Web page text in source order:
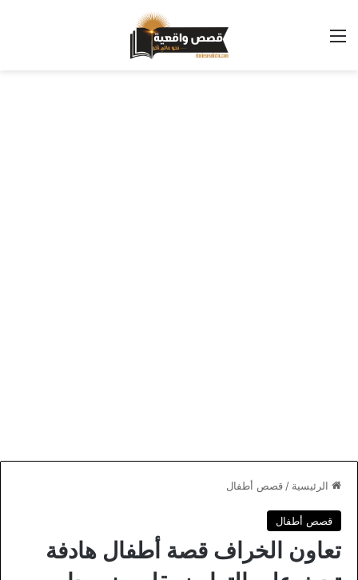
القائمة
الرئيسية / قصص أطفال
قصص أطفال
تعاون الخراف قصة أطفال هادفة